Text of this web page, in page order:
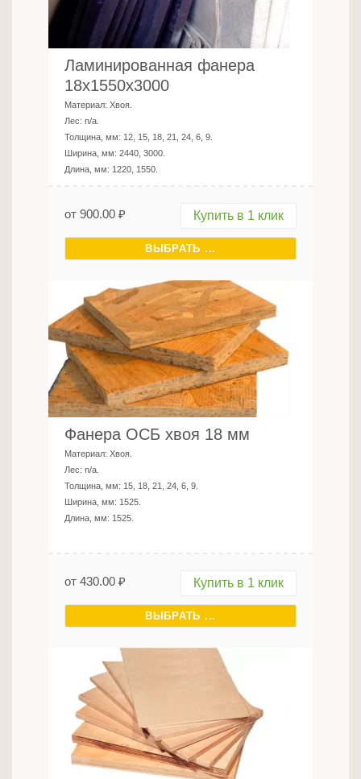
Ламинированная фанера
18х1550х3000
Материал: Хвоя
Лес: n/a
Толщина, мм: 12, 15, 18, 21, 24, 6, 9
Ширина, мм: 2440, 3000
Длина, мм: 1220, 1550
от 900.00 ₽ Купить в 1 клик
ВЫБРАТЬ ...
Фанера ОСБ хвоя 18 мм
Материал: Хвоя
Лес: n/a
Толщина, мм: 15, 18, 21, 24, 6, 9
Ширина, мм: 1525
Длина, мм: 1525
от 430.00 ₽ Купить в 1 клик
ВЫБРАТЬ ...